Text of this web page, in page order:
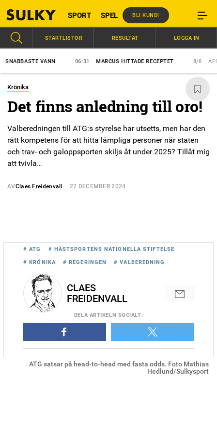
SPORT SPEL BLI KUND!
VANN MARCUS HITTADE RECEPTET APEX
STARTLISTOR RESULTAT LOGGA IN
Krönika
Det finns anledning till oro!
Valberedningen till ATG:s styrelse har utsetts, men har den
rätt kompetens för att hitta lämpliga personer när staten
och trav- och galoppsporten skiljs åt under 2025? Tillåt mig
att tvivla…
AVClaes Freidenvall 27 DECEMBER 2024
ATG satsar på head-to-head med fasta odds. Foto Mathias
Hedlund/Sulkysport
# ATG # HÄSTSPORTENS NATIONELLA STIFTELSE
# KRÖNIKA # REGERINGEN # VALBEREDNING
CLAES
FREIDENVALL
DELA ARTIKELN SOCIALT: